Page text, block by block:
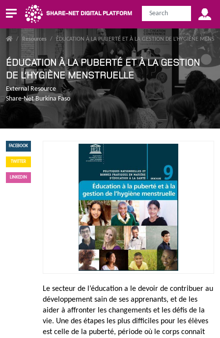
SHARE-NET DIGITAL PLATFORM
/ Resources / ÉDUCATION À LA PUBERTÉ ET À LA GESTION DE L’HYGIÈNE
ÉDUCATION À LA PUBERTÉ ET À LA GESTION
DE L’HYGIÈNE MENSTRUELLE
External Resource
Share-Net Burkina Faso
FACEBOOK
TWITTER
LINKEDIN
Le secteur de l’éducation a le devoir de contribuer au
développement sain de ses apprenants, et de les
aider à affronter les changements et les défis de la
vie. Une des étapes les plus difficiles pour les élèves
est celle de la puberté, période où le corps connaît